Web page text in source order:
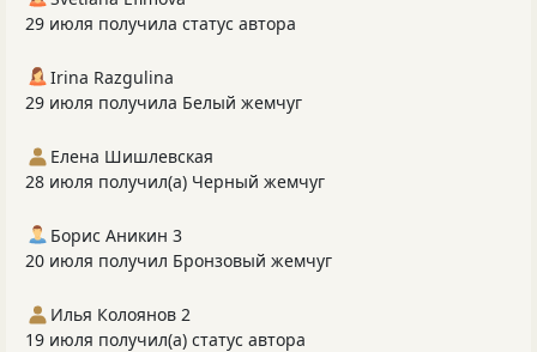
29 июля получила статус автора
Irina Razgulina
29 июля получила Белый жемчуг
Елена Шишлевская
28 июля получил(а) Черный жемчуг
Борис Аникин 3
20 июля получил Бронзовый жемчуг
Илья Колоянов 2
19 июля получил(а) статус автора